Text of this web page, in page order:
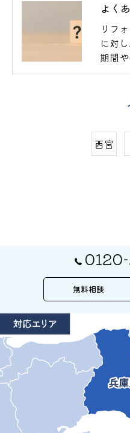
よく
リフ
に対
期間
西宮
無料相談